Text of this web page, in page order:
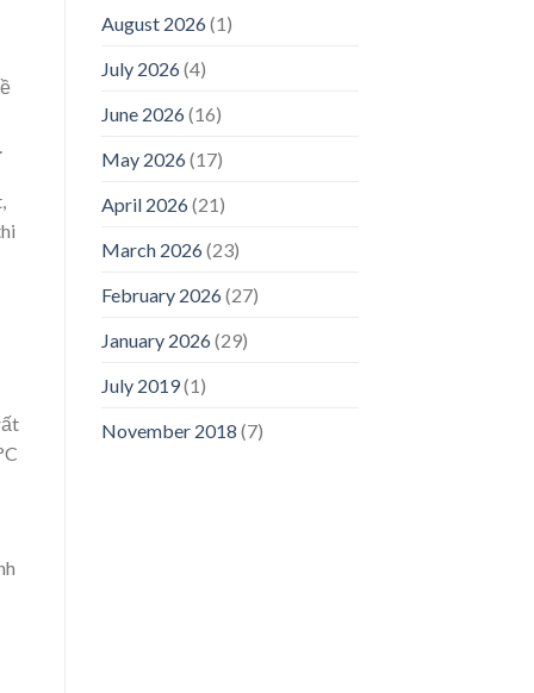
August 2026(1)
July 2026(4)
June 2026(16)
May 2026(17)
April 2026(21)
March 2026(23)
February 2026(27)
January 2026(29)
July 2019(1)
November 2018 (7)